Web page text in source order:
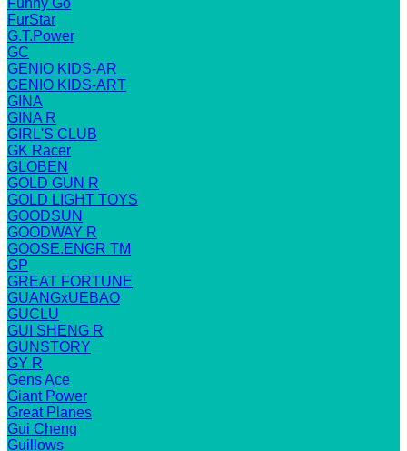
Funny Go
FurStar
G.T.Power
GC
GENIO KIDS-AR
GENIO KIDS-ART
GINA
GINA R
GIRL'S CLUB
GK Racer
GLOBEN
GOLD GUN R
GOLD LIGHT TOYS
GOODSUN
GOODWAY R
GOOSE.ENGR TM
GP
GREAT FORTUNE
GUANGxUEBAO
GUCLU
GUI SHENG R
GUNSTORY
GY R
Gens Ace
Giant Power
Great Planes
Gui Cheng
Guillows